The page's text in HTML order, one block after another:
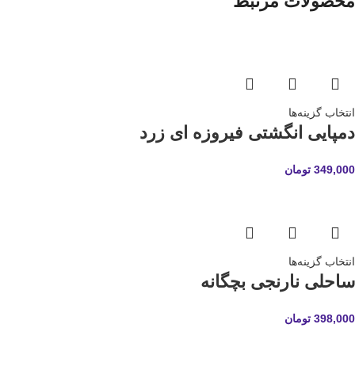
انتخاب گزینه‌ها
دمپایی انگشتی فیروزه ای زرد
349,000 تومان
انتخاب گزینه‌ها
ساحلی نارنجی بچگانه
398,000 تومان